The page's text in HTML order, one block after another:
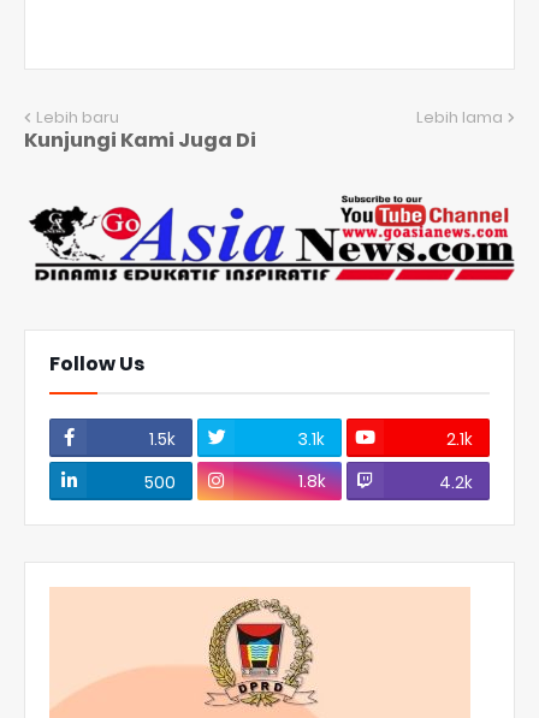
Lebih baru Lebih lama
Kunjungi Kami Juga Di
Follow Us
1.5k 3.1k
2.1k
500
1.8k 4.2k